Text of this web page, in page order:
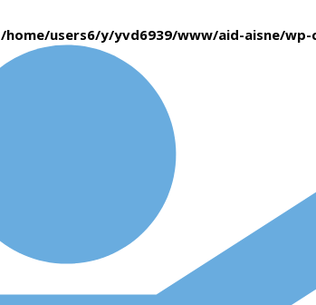
/home/users6/y/yvd6939/www/aid-aisne/